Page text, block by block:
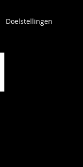
Doelstellingen